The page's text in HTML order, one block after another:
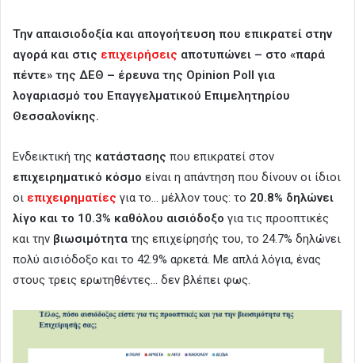
Την απαισιοδοξία και απογοήτευση που επικρατεί στην
αγορά και στις επιχειρήσεις αποτυπώνει – στο «παρά
πέντε» της ΔΕΘ – έρευνα της Opinion Poll για
λογαριασμό του Επαγγελματικού Επιμελητηρίου
Θεσσαλονίκης.
Ενδεικτική της κατάστασης που επικρατεί στον
επιχειρηματικό κόσμο είναι η απάντηση που δίνουν οι ίδιοι
οι επιχειρηματίες για το… μέλλον τους: το 20.8% δηλώνει
λίγο και το 10.3% καθόλου αισιόδοξο για τις προοπτικές
και την βιωσιμότητα της επιχείρησής του, το 24.7% δηλώνει
πολύ αισιόδοξο και το 42.9% αρκετά. Με απλά λόγια, ένας
στους τρεις ερωτηθέντες… δεν βλέπει φως.